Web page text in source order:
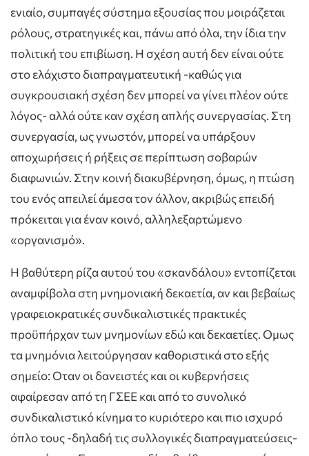
ενιαίο, συμπαγές σύστημα εξουσίας που μοιράζεται
ρόλους, στρατηγικές και, πάνω από όλα, την ίδια την
πολιτική του επιβίωση. Η σχέση αυτή δεν είναι ούτε
στο ελάχιστο διαπραγματευτική -καθώς για
συγκρουσιακή σχέση δεν μπορεί να γίνει πλέον ούτε
λόγος- αλλά ούτε καν σχέση απλής συνεργασίας. Στη
συνεργασία, ως γνωστόν, μπορεί να υπάρξουν
αποχωρήσεις ή ρήξεις σε περίπτωση σοβαρών
διαφωνιών. Στην κοινή διακυβέρνηση, όμως, η πτώση
του ενός απειλεί άμεσα τον άλλον, ακριβώς επειδή
πρόκειται για έναν κοινό, αλληλεξαρτώμενο
«οργανισμό».
Η βαθύτερη ρίζα αυτού του «σκανδάλου» εντοπίζεται
αναμφίβολα στη μνημονιακή δεκαετία, αν και βεβαίως
γραφειοκρατικές συνδικαλιστικές πρακτικές
προϋπήρχαν των μνημονίων εδώ και δεκαετίες. Ομως
τα μνημόνια λειτούργησαν καθοριστικά στο εξής
σημείο: Οταν οι δανειστές και οι κυβερνήσεις
αφαίρεσαν από τη ΓΣΕΕ και από το συνολικό
συνδικαλιστικό κίνημα το κυριότερο και πιο ισχυρό
όπλο τους -δηλαδή τις συλλογικές διαπραγματεύσεις-